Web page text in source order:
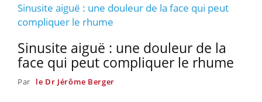
Sinusite aiguë : une douleur de la face qui peut
compliquer le rhume
Sinusite aiguë : une douleur de la
face qui peut compliquer le rhume
Par le Dr Jérôme Berger